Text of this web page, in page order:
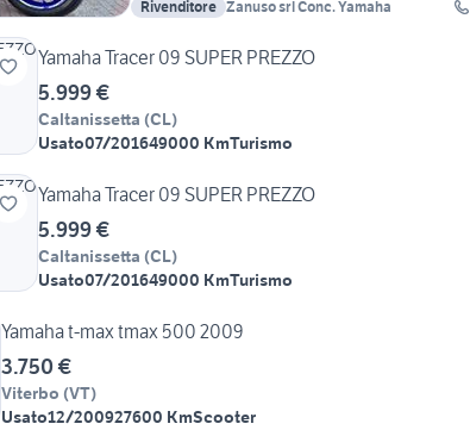
Rivenditore Zanuso srl Conc. Yamaha
Yamaha Tracer 09 SUPER PREZZO
5.999 €
Caltanissetta (CL)
Usato07/201649000 KmTurismo
Yamaha Tracer 09 SUPER PREZZO
5.999 €
Caltanissetta (CL)
Usato07/201649000 KmTurismo
Yamaha t-max tmax 500 2009
3.750 €
Viterbo (VT)
Usato12/200927600 KmScooter